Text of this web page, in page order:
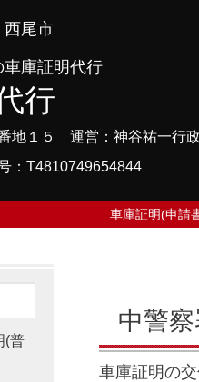
尾市
庫証明代行
行
地１５ 運営：神谷祐一行
：T4810749654844
車庫証明(申請
中警
車庫証明の
(普